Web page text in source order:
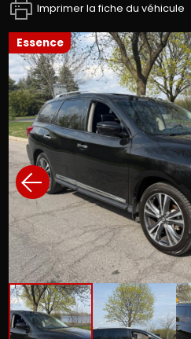
Imprimer la fiche du véhicule
essence